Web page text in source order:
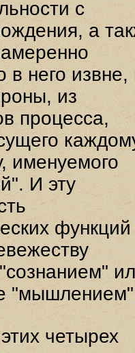
с
а
в него извне,
из
процесса,
именуемого
И эту
функций
четырех